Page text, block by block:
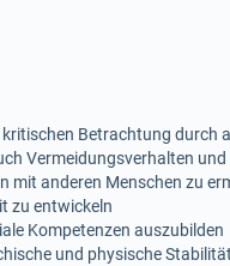
Betrachtung durch
Vermeidungsverhalten
mit anderen Menschen zu
zu entwickeln
Kompetenzen auszubilden
und physische